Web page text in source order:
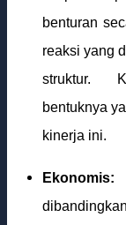
benturan
reaksi yang
struktur.
bentuknya
kinerja ini.
Ekonomis: